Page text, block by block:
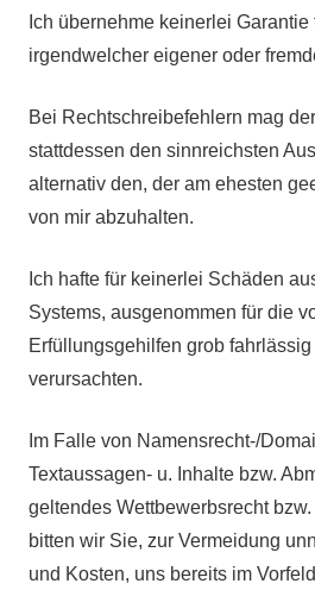
Ich übernehme keinerlei
irgendwelcher eigener oder
Bei Rechtschreibefehlern mag
stattdessen den sinnreichsten
alternativ den, der am ehesten
von mir abzuhalten.
Ich hafte für keinerlei Schäden
Systems, ausgenommen für die
Erfüllungsgehilfen grob
verursachten.
Im Falle von Namensrecht-/
Textaussagen- u. Inhalte bzw.
geltendes Wettbewerbsrecht
bitten wir Sie, zur Vermeidung
und Kosten, uns bereits im